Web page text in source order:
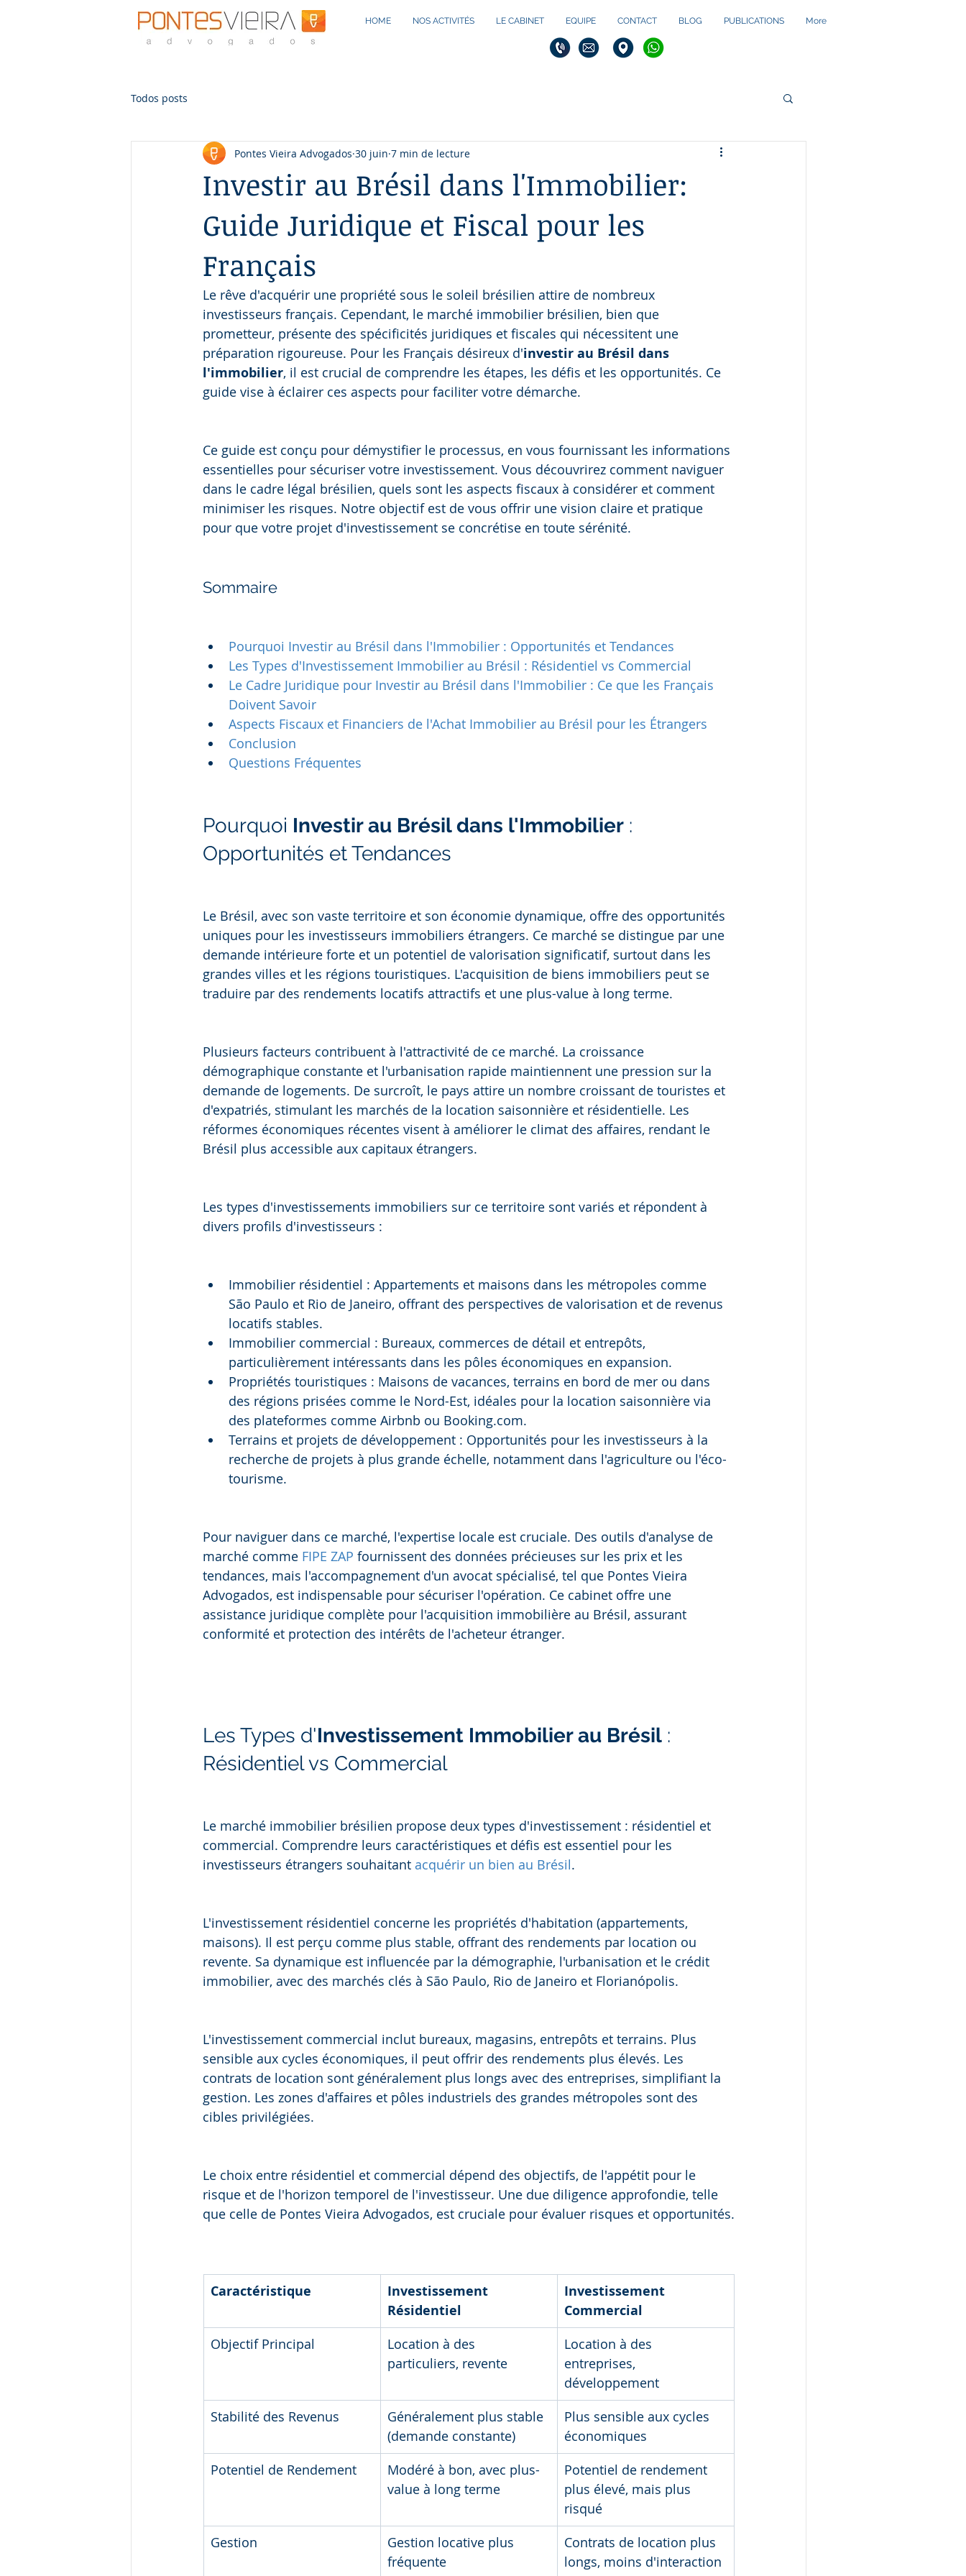
HOME NOS ACTIVITÉS LE CABINET EQUIPE CONTACT BLOG PUBLICATIONS More
Todos posts
Investir au Brésil dans l'Immobilier:
Guide Juridique et Fiscal pour les
Français
Pontes Vieira Advogados 30 juin 7 min de lecture
Le rêve d'acquérir une propriété sous le soleil brésilien attire de nombreux
investisseurs français. Cependant, le marché immobilier brésilien, bien que
prometteur, présente des spécificités juridiques et fiscales qui nécessitent une
préparation rigoureuse. Pour les Français désireux d'investir au Brésil dans
l'immobilier, il est crucial de comprendre les étapes, les défis et les opportunités. Ce
guide vise à éclairer ces aspects pour faciliter votre démarche.
Ce guide est conçu pour démystifier le processus, en vous fournissant les informations
essentielles pour sécuriser votre investissement. Vous découvrirez comment naviguer
dans le cadre légal brésilien, quels sont les aspects fiscaux à considérer et comment
minimiser les risques. Notre objectif est de vous offrir une vision claire et pratique
pour que votre projet d'investissement se concrétise en toute sérénité.
Sommaire
Pourquoi Investir au Brésil dans l'Immobilier : Opportunités et Tendances
Les Types d'Investissement Immobilier au Brésil : Résidentiel vs Commercial
Le Cadre Juridique pour Investir au Brésil dans l'Immobilier : Ce que les Français
Doivent Savoir
Aspects Fiscaux et Financiers de l'Achat Immobilier au Brésil pour les Étrangers
Conclusion
Questions Fréquentes
Pourquoi Investir au Brésil dans l'Immobilier :
Opportunités et Tendances
Le Brésil, avec son vaste territoire et son économie dynamique, offre des opportunités
uniques pour les investisseurs immobiliers étrangers. Ce marché se distingue par une
demande intérieure forte et un potentiel de valorisation significatif, surtout dans les
grandes villes et les régions touristiques. L'acquisition de biens immobiliers peut se
traduire par des rendements locatifs attractifs et une plus-value à long terme.
Plusieurs facteurs contribuent à l'attractivité de ce marché. La croissance
démographique constante et l'urbanisation rapide maintiennent une pression sur la
demande de logements. De surcroît, le pays attire un nombre croissant de touristes et
d'expatriés, stimulant les marchés de la location saisonnière et résidentielle. Les
réformes économiques récentes visent à améliorer le climat des affaires, rendant le
Brésil plus accessible aux capitaux étrangers.
Les types d'investissements immobiliers sur ce territoire sont variés et répondent à
divers profils d'investisseurs :
Immobilier résidentiel : Appartements et maisons dans les métropoles comme
São Paulo et Rio de Janeiro, offrant des perspectives de valorisation et de revenus
locatifs stables.
Immobilier commercial : Bureaux, commerces de détail et entrepôts,
particulièrement intéressants dans les pôles économiques en expansion.
Propriétés touristiques : Maisons de vacances, terrains en bord de mer ou dans
des régions prisées comme le Nord-Est, idéales pour la location saisonnière via
des plateformes comme Airbnb ou Booking.com.
Terrains et projets de développement : Opportunités pour les investisseurs à la
recherche de projets à plus grande échelle, notamment dans l'agriculture ou l'éco-
tourisme.
Pour naviguer dans ce marché, l'expertise locale est cruciale. Des outils d'analyse de
marché comme FIPE ZAP fournissent des données précieuses sur les prix et les
tendances, mais l'accompagnement d'un avocat spécialisé, tel que Pontes Vieira
Advogados, est indispensable pour sécuriser l'opération. Ce cabinet offre une
assistance juridique complète pour l'acquisition immobilière au Brésil, assurant
conformité et protection des intérêts de l'acheteur étranger.
Les Types d'Investissement Immobilier au Brésil :
Résidentiel vs Commercial
Le marché immobilier brésilien propose deux types d'investissement : résidentiel et
commercial. Comprendre leurs caractéristiques et défis est essentiel pour les
investisseurs étrangers souhaitant acquérir un bien au Brésil.
L'investissement résidentiel concerne les propriétés d'habitation (appartements,
maisons). Il est perçu comme plus stable, offrant des rendements par location ou
revente. Sa dynamique est influencée par la démographie, l'urbanisation et le crédit
immobilier, avec des marchés clés à São Paulo, Rio de Janeiro et Florianópolis.
L'investissement commercial inclut bureaux, magasins, entrepôts et terrains. Plus
sensible aux cycles économiques, il peut offrir des rendements plus élevés. Les
contrats de location sont généralement plus longs avec des entreprises, simplifiant la
gestion. Les zones d'affaires et pôles industriels des grandes métropoles sont des
cibles privilégiées.
Le choix entre résidentiel et commercial dépend des objectifs, de l'appétit pour le
risque et de l'horizon temporel de l'investisseur. Une due diligence approfondie, telle
que celle de Pontes Vieira Advogados, est cruciale pour évaluer risques et opportunités.
Caractéristique
Investissement
Résidentiel
Investissement
Commercial
Objectif Principal
Location à des
particuliers, revente
Location à des
entreprises,
développement
Stabilité des Revenus
Généralement plus stable
(demande constante)
Plus sensible aux cycles
économiques
Potentiel de Rendement
Modéré à bon, avec plus-
value à long terme
Potentiel de rendement
plus élevé, mais plus
risqué
Gestion
Gestion locative plus
fréquente
Contrats de location plus
longs, moins d'interaction